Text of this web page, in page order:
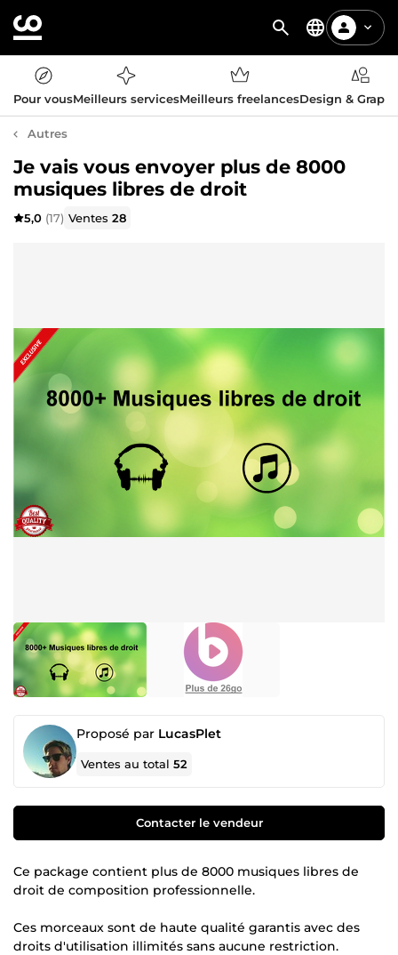
Pour vousMeilleurs servicesMeilleurs freelancesDesign &
Autres
Je vais vous envoyer plus de 8000
musiques libres de droit
5,0 (17) Ventes28
Proposé par LucasPlet
Ventes au total52
Contacter le vendeur
Ce package contient plus de 8000 musiques libres de
droit de composition professionnelle.
Ces morceaux sont de haute qualité garantis avec des
droits d'utilisation illimités sans aucune restriction.